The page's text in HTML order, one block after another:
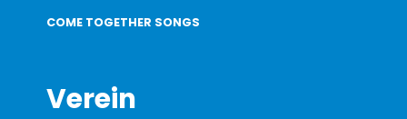
COME TOGETHER SONGS
Verein